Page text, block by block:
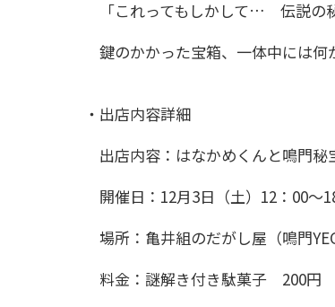
「これってもしかして… 伝説の秘
鍵のかかった宝箱、一体中には何
・出店内容詳細
出店内容：はなかめくんと鳴門秘
開催日：12月3日（土）12：00～
場所：亀井組のだがし屋（鳴門
料金：謎解き付き駄菓子 200円